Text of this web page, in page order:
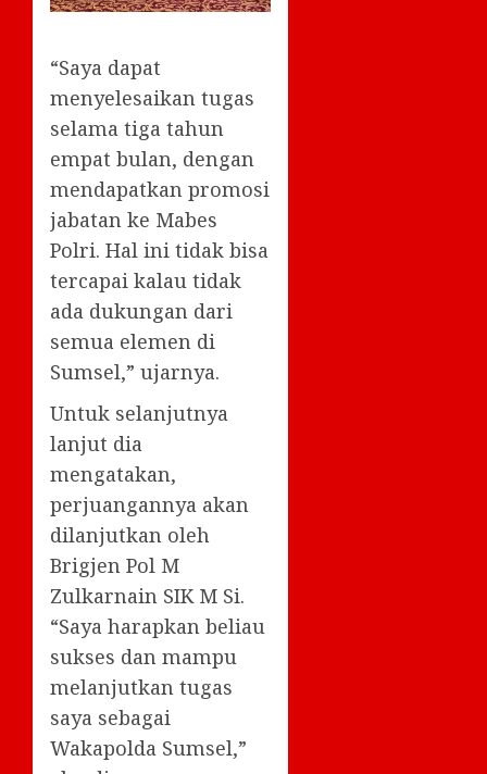
“Saya dapat
menyelesaikan tugas
selama tiga tahun
empat bulan, dengan
mendapatkan promosi
jabatan ke Mabes
Polri. Hal ini tidak bisa
tercapai kalau tidak
ada dukungan dari
semua elemen di
Sumsel,” ujarnya.
Untuk selanjutnya
lanjut dia
mengatakan,
perjuangannya akan
dilanjutkan oleh
Brigjen Pol M
Zulkarnain SIK M Si.
“Saya harapkan beliau
sukses dan mampu
melanjutkan tugas
saya sebagai
Wakapolda Sumsel,”